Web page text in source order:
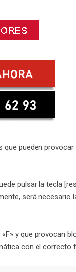
pueden provocar
pulsar la tecla
será necesario
y que provocan
con el correcto